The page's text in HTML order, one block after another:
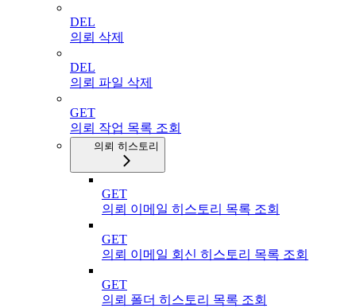
DEL
의뢰 삭제
DEL
의뢰 파일 삭제
GET
의뢰 작업 목록 조회
의뢰 히스토리
GET
의뢰 이메일 히스토리 목록 조회
GET
의뢰 이메일 회신 히스토리 목록 조회
GET
의뢰 폴더 히스토리 목록 조회